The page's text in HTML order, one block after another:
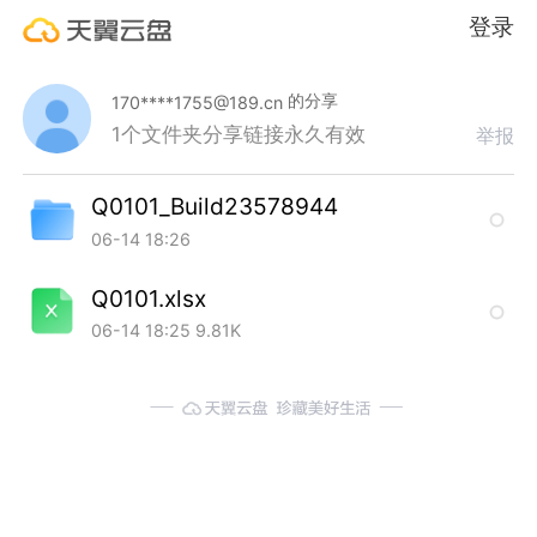
登录
170****1755@189.cn 的分享
1个文件夹分享链接永久有效 举报
Q0101_Build23578944
06-14 18:26
Q0101.xlsx
06-14 18:25 9.81K